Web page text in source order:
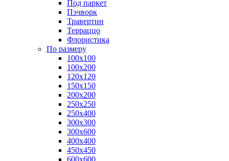
Под паркет
Пэчворк
Травертин
Терраццо
Флористика
По размеру
100х100
100х200
120х120
150х150
200х200
250х250
250х400
300х300
300х600
400х400
450х450
600х600